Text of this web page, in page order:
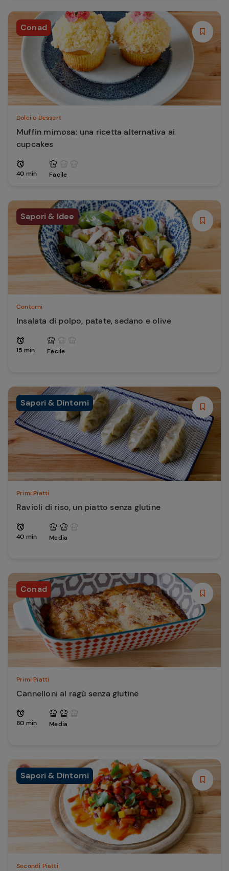
Conad
Dolci e Dessert
Muffin mimosa: una ricetta alternativa ai
cupcakes
40 min Facile
Sapori & Idee
Contorni
Insalata di polpo, patate, sedano e olive
15 min Facile
Sapori & Dintorni
Primi Piatti
Ravioli di riso, un piatto senza glutine
40 min Media
Conad
Primi Piatti
Cannelloni al ragù senza glutine
80 min Media
Sapori & Dintorni
Secondi Piatti